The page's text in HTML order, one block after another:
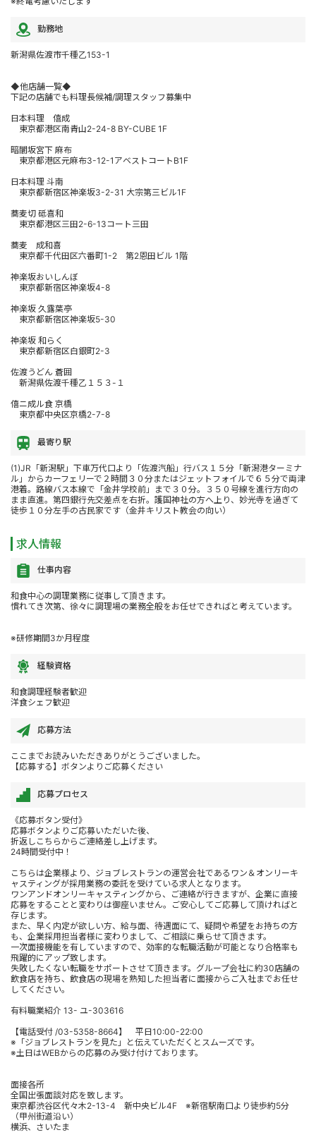
勤務地
新潟県佐渡市千種乙153-1
◆他店舗一覧◆
下記の店舗でも料理長候補/調理スタッフ募集中
日本料理 僖成
東京都港区南青山2-24-8 BY-CUBE 1F
暗闇坂宮下 麻布
東京都港区元麻布3-12-1アベストコートB1F
日本料理 斗南
東京都新宿区神楽坂3-2-31 大宗第三ビル1F
蕎麦切 砥喜和
東京都港区三田2-6-13コート三田
蕎麦 成和喜
東京都千代田区六番町1-2 第2恩田ビル 1階
神楽坂おいしんぼ
東京都新宿区神楽坂4-8
神楽坂 久露葉亭
東京都新宿区神楽坂5-30
神楽坂 和らく
東京都新宿区白銀町2-3
佐渡うどん 蒼囲
新潟県佐渡千種乙１５３-１
僖ニ成ル食 京橋
東京都中央区京橋2-7-8
最寄り駅
(1)JR「新潟駅」下車万代口より「佐渡汽船」行バス１５分「新潟港ターミナ
ル」からカーフェリーで２時間３０分またはジェットフォイルで６５分で両津
港着。路線バス本線で「金井学校前」まで３０分。３５０号線を進行方向の
まま直進。第四銀行先交差点を右折。護国神社の方へ上り、妙光寺を過ぎて
徒歩１０分左手の古民家です（金井キリスト教会の向い）
求人情報
仕事内容
和食中心の調理業務に従事して頂きます。
慣れてき次第、徐々に調理場の業務全般をお任せできればと考えています。
※研修期間3か月程度
経験資格
和食調理経験者歓迎
洋食シェフ歓迎
応募方法
ここまでお読みいただきありがとうございました。
【応募する】ボタンよりご応募ください
応募プロセス
《応募ボタン受付》
応募ボタンよりご応募いただいた後、
折返しこちらからご連絡差し上げます。
24時間受付中！
こちらは企業様より、ジョブレストランの運営会社であるワン＆オンリーキ
ャスティングが採用業務の委託を受けている求人となります。
ワンアンドオンリーキャスティングから、ご連絡が行きますが、企業に直接
応募をすることと変わりは御座いません。ご安心してご応募して頂ければと
存じます。
また、早く内定が欲しい方、給与面、待遇面にて、疑問や希望をお持ちの方
も、企業採用担当者様に変わりまして、ご相談に乗らせて頂きます。
一次面接機能を有していますので、効率的な転職活動が可能となり合格率も
飛躍的にアップ致します。
失敗したくない転職をサポートさせて頂きます。グループ会社に約30店舗の
飲食店を持ち、飲食店の現場を熟知した担当者に面接からご入社までお任せ
してください。
有料職業紹介 13- ユ-303616
【電話受付 /03-5358-8664】 平日10:00-22:00
※「ジョブレストランを見た」と伝えていただくとスムーズです。
※土日はWEBからの応募のみ受け付けております。
面接各所
全国出張面談対応を致します。
東京都渋谷区代々木2-13-4 新中央ビル4F ※新宿駅南口より徒歩約5分
（甲州街道沿い）
横浜、さいたま